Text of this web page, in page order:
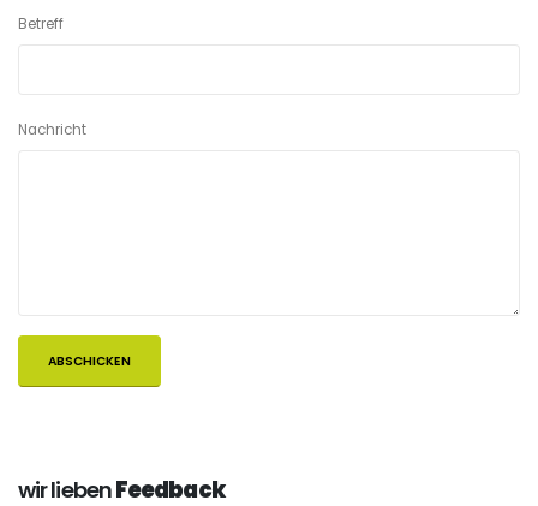
Betreff
Nachricht
wir liebenFeedback